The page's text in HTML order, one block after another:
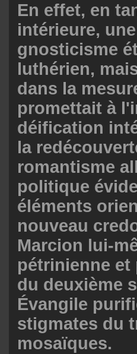
En effet, en
intérieure,
gnosticisme
luthérien,
dans la
promettait à
déification
la
romantisme
politique
éléments
nouveau
Marcion lui-
pétrinienne
du deuxième
Évangile
stigmates du
mosaïques.